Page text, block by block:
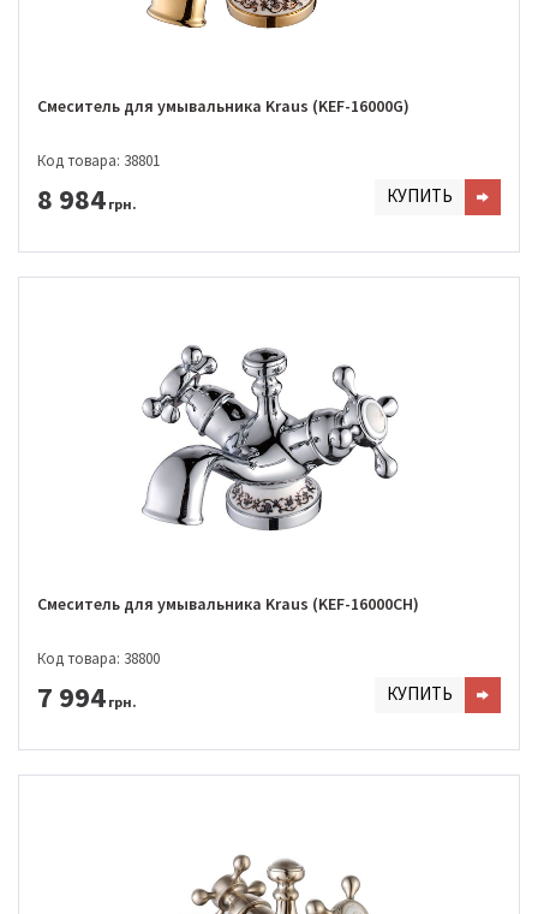
Смеситель для умывальника Kraus (KEF-16000G)
Код товара: 38801
8 984 грн. КУПИТЬ
Смеситель для умывальника Kraus (KEF-16000CH)
Код товара: 38800
7 994 грн. КУПИТЬ